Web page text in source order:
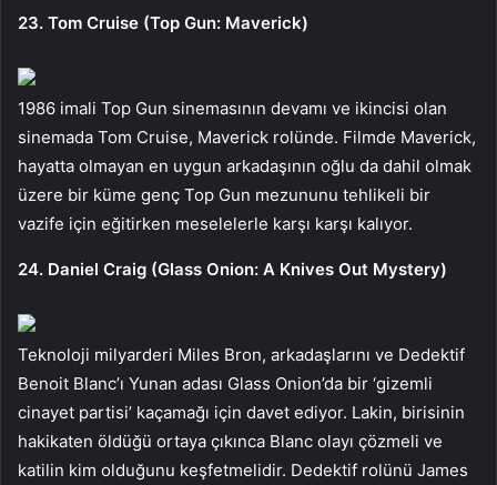
23. Tom Cruise (Top Gun: Maverick)
1986 imali Top Gun sinemasının devamı ve ikincisi olan
sinemada Tom Cruise, Maverick rolünde. Filmde Maverick,
hayatta olmayan en uygun arkadaşının oğlu da dahil olmak
üzere bir küme genç Top Gun mezununu tehlikeli bir
vazife için eğitirken meselelerle karşı karşı kalıyor.
24. Daniel Craig (Glass Onion: A Knives Out Mystery)
Teknoloji milyarderi Miles Bron, arkadaşlarını ve Dedektif
Benoit Blanc’ı Yunan adası Glass Onion’da bir ‘gizemli
cinayet partisi’ kaçamağı için davet ediyor. Lakin, birisinin
hakikaten öldüğü ortaya çıkınca Blanc olayı çözmeli ve
katilin kim olduğunu keşfetmelidir. Dedektif rolünü James